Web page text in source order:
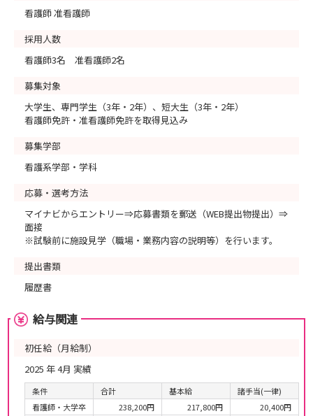
看護師 准看護師
採用人数
看護師3名 准看護師2名
募集対象
大学生、専門学生（3年・2年）、短大生（3年・2年）
看護師免許・准看護師免許を取得見込み
募集学部
看護系学部・学科
応募・選考方法
マイナビからエントリー⇒応募書類を郵送（WEB提出物提出）⇒
面接
※試験前に施設見学（職場・業務内容の説明等）を行います。
提出書類
履歴書
給与関連
初任給（月給制）
2025 年 4月 実績
条件 合計 基本給
諸手当(一律)
看護師・大学卒
238,200円 217,800円
20,400円